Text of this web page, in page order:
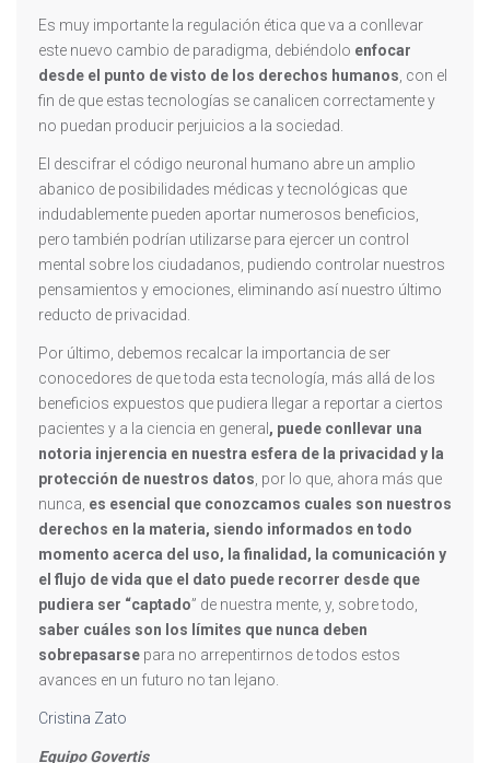
Es muy importante la regulación ética que va a conllevar
este nuevo cambio de paradigma, debiéndolo enfocar
desde el punto de visto de los derechos humanos, con el
fin de que estas tecnologías se canalicen correctamente y
no puedan producir perjuicios a la sociedad.
El descifrar el código neuronal humano abre un amplio
abanico de posibilidades médicas y tecnológicas que
indudablemente pueden aportar numerosos beneficios,
pero también podrían utilizarse para ejercer un control
mental sobre los ciudadanos, pudiendo controlar nuestros
pensamientos y emociones, eliminando así nuestro último
reducto de privacidad.
Por último, debemos recalcar la importancia de ser
conocedores de que toda esta tecnología, más allá de los
beneficios expuestos que pudiera llegar a reportar a ciertos
pacientes y a la ciencia en general , puede conllevar una
notoria injerencia en nuestra esfera de la privacidad y la
protección de nuestros datos, por lo que, ahora más que
nunca, es esencial que conozcamos cuales son nuestros
derechos en la materia, siendo informados en todo
momento acerca del uso, la finalidad, la comunicación y
el flujo de vida que el dato puede recorrer desde que
pudiera ser “captado” de nuestra mente, y, sobre todo,
saber cuáles son los límites que nunca deben
sobrepasarse para no arrepentirnos de todos estos
avances en un futuro no tan lejano.
Cristina Zato
Equipo Govertis